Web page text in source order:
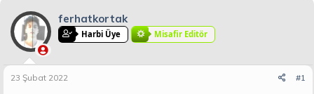
u
u
b
a
ş
a
n
g
ç
t
l
r
ferhatkortak
Harbi Üye Misafir Editör
23 Şubat 2022 #1